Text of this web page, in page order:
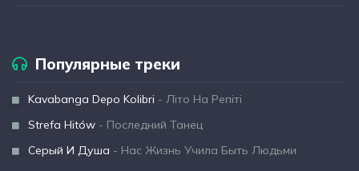
Популярные треки
Kavabanga Depo Kolibri - Літо На Репіті
Strefa Hitów - Последний Танец
Серый И Душа - Нас Жизнь Учила Быть Людьми